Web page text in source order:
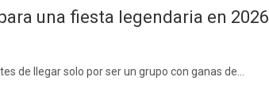
una fiesta legendaria en 2026
de llegar solo por ser un grupo con ganas de…